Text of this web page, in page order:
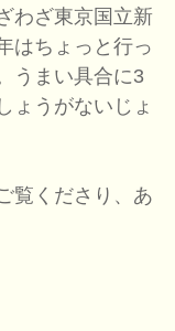
わざ東京国立新
はちょっと行っ
うまい具合に3
ょうがないじょ
覧くださり、あ